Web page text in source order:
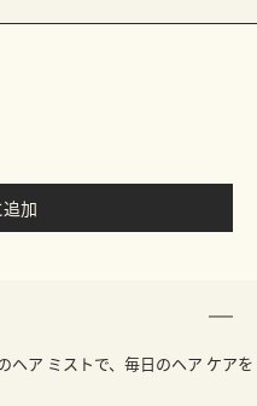
加
ヘア ミストで、毎日のヘア ケアを